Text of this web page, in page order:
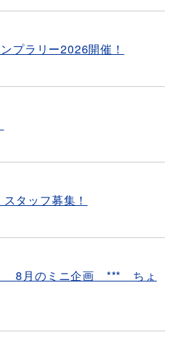
プラリー2026開催！
タッフ募集！
】 8月のミニ企画 *** ちょ